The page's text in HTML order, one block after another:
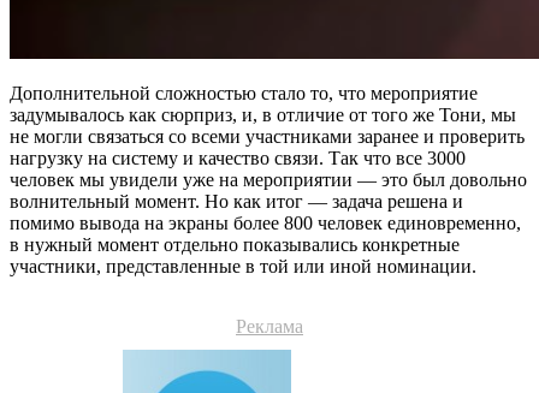
Дополнительной сложностью стало то, что мероприятие
задумывалось как сюрприз, и, в отличие от того же Тони, мы
не могли связаться со всеми участниками заранее и проверить
нагрузку на систему и качество связи. Так что все 3000
человек мы увидели уже на мероприятии — это был довольно
волнительный момент. Но как итог — задача решена и
помимо вывода на экраны более 800 человек единовременно,
в нужный момент отдельно показывались конкретные
участники, представленные в той или иной номинации.
Реклама